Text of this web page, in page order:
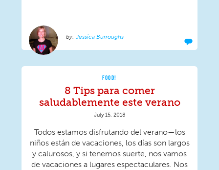
Jessica Burroughs
FOOD!
8 Tips para comer
saludablemente este verano
July 15, 2018
Todos estamos disfrutando del verano—los
niños están de vacaciones, los días son largos
y calurosos, y si tenemos suerte, nos vamos
de vacaciones a lugares espectaculares. Nos